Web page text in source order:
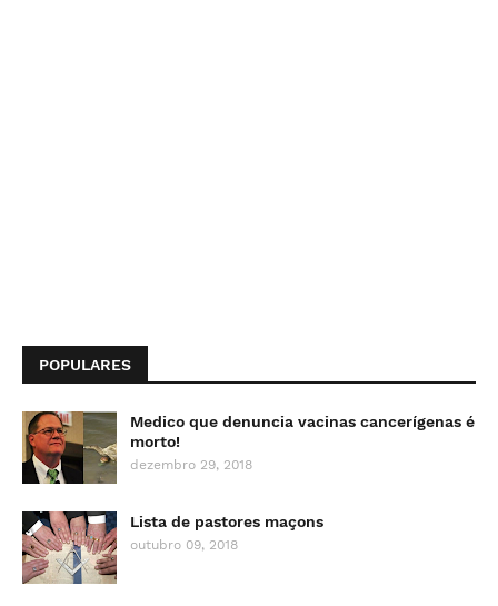
POPULARES
Medico que denuncia vacinas cancerígenas é
morto!
dezembro 29, 2018
Lista de pastores maçons
outubro 09, 2018